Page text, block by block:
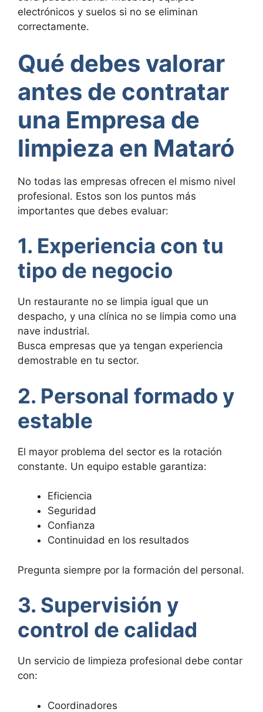
electrónicos y suelos si no se eliminan
correctamente.
Qué debes valorar
antes de contratar
una Empresa de
limpieza en Mataró
No todas las empresas ofrecen el mismo nivel
profesional. Estos son los puntos más
importantes que debes evaluar:
1. Experiencia con tu
tipo de negocio
Un restaurante no se limpia igual que un
despacho, y una clínica no se limpia como una
nave industrial.
Busca empresas que ya tengan experiencia
demostrable en tu sector.
2. Personal formado y
estable
El mayor problema del sector es la rotación
constante. Un equipo estable garantiza:
Eficiencia
Seguridad
Confianza
Continuidad en los resultados
Pregunta siempre por la formación del personal.
3. Supervisión y
control de calidad
Un servicio de limpieza profesional debe contar
con:
Coordinadores